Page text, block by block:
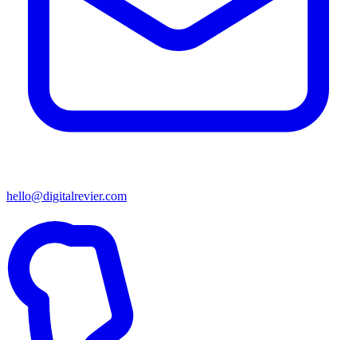
hello@digitalrevier.com